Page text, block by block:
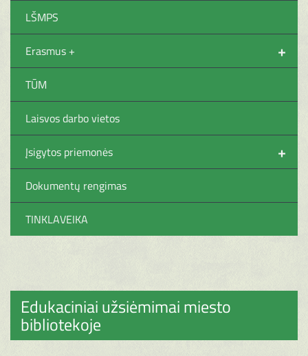
LŠMPS
+
Erasmus +
TŪM
Laisvos darbo vietos
+
Įsigytos priemonės
Dokumentų rengimas
TINKLAVEIKA
Edukaciniai užsiėmimai miesto
bibliotekoje